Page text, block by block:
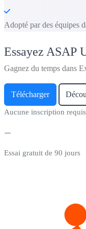
Adopté par des équipes
Essayez ASAP
Gagnez du temps dans
Télécharger
Aucune inscription
Essai gratuit de 90 jours